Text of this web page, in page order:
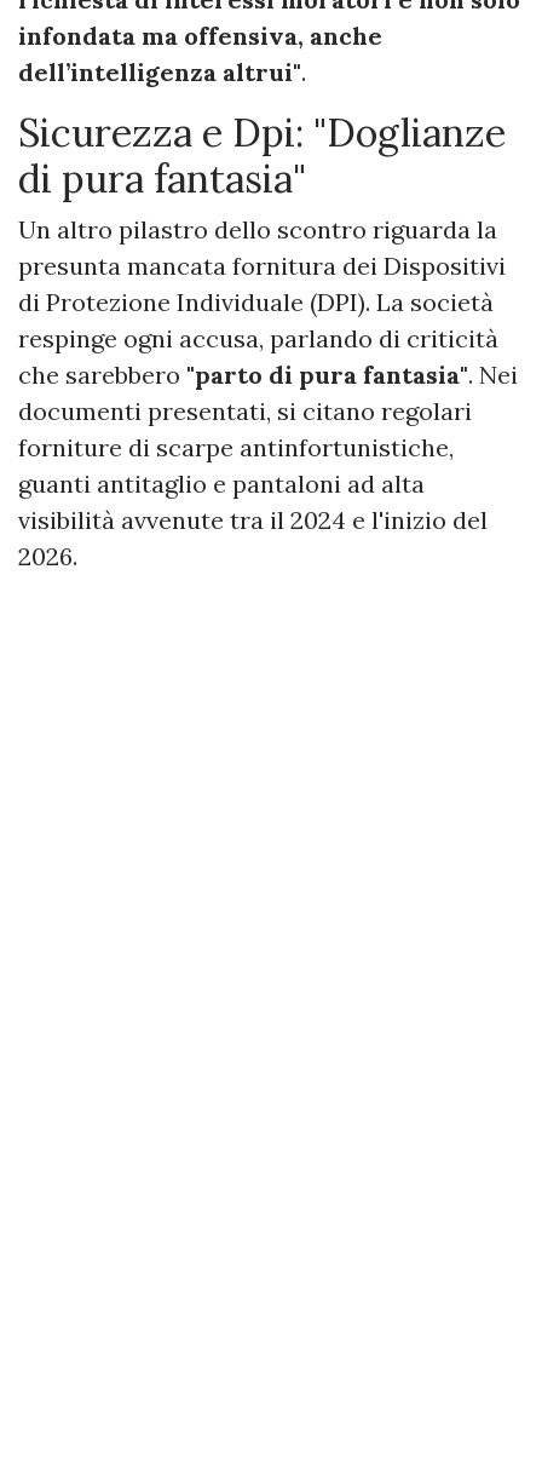
infondata ma offensiva, anche
dell’intelligenza altrui".
Sicurezza e Dpi: "Doglianze
di pura fantasia"
Un altro pilastro dello scontro riguarda la
presunta mancata fornitura dei Dispositivi
di Protezione Individuale (DPI). La società
respinge ogni accusa, parlando di criticità
che sarebbero "parto di pura fantasia". Nei
documenti presentati, si citano regolari
forniture di scarpe antinfortunistiche,
guanti antitaglio e pantaloni ad alta
visibilità avvenute tra il 2024 e l'inizio del
2026.